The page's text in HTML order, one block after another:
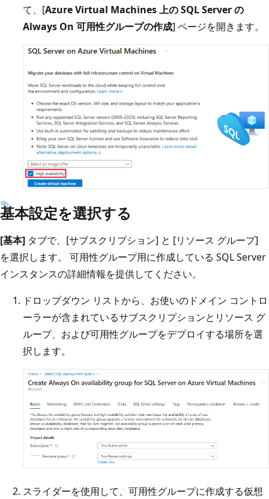
て、[Azure Virtual Machines 上の SQL Server の
Always On 可用性グループの作成] ページを開きます。
基本設定を選択する
[基本] タブで、[サブスクリプション] と [リソース グループ]
を選択します。 可用性グループ用に作成している SQL Server
インスタンスの詳細情報を提供してください。
ドロップダウン リストから、お使いのドメイン コントロ
ーラーが含まれているサブスクリプションとリソース グ
ループ、および可用性グループをデプロイする場所を選
択します。
スライダーを使用して、可用性グループに作成する仮想